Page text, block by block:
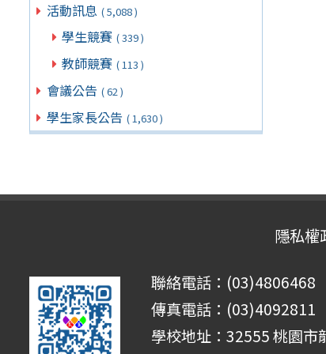
活動訊息 ( 5,088 )
學生競賽 ( 339 )
教師競賽 ( 113 )
會議公告 ( 62 )
學生家長公告 ( 1,630 )
隱私權
聯絡電話：(03)4806468
傳真電話：(03)4092811
學校地址：32555 桃園市